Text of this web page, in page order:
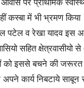
पर प्राथमिक
कस्बा में भी भ्रमण
व रेखा यादव इस
सहित
इससे बचने की जरूरत
कार्य निबटाये साबून